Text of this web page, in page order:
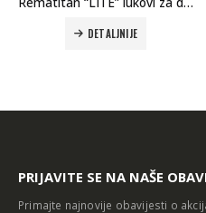
DETALJNIJE
PRIJAVITE SE NA NAŠE
Primajte najnovije obavijesti o